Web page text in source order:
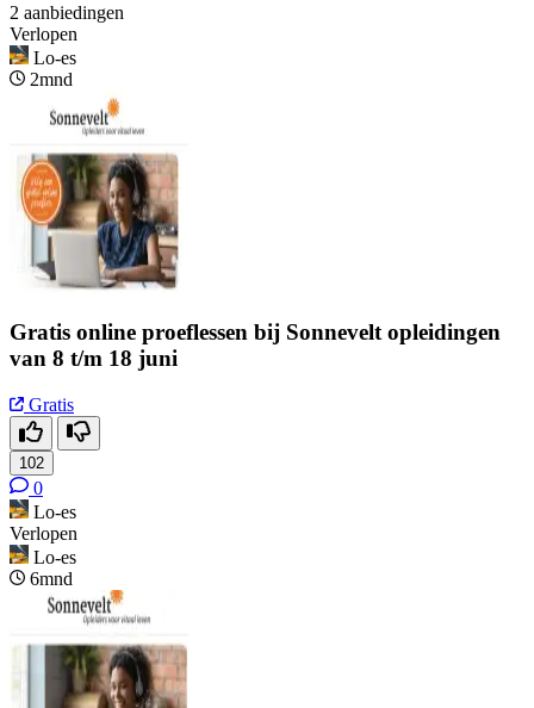
2 aanbiedingen
Verlopen
Lo-es
2mnd
Gratis online proeflessen bij Sonnevelt opleidingen
van 8 t/m 18 juni
Gratis
102
0
Lo-es
Verlopen
Lo-es
6mnd